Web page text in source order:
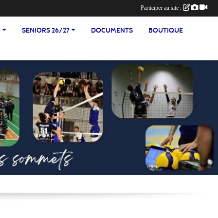
SENIORS 26/27 DOCUMENTS
BOUTIQUE
Participer au site :